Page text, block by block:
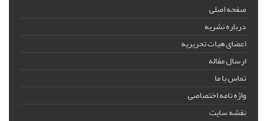
صفحه اصلی
درباره نشریه
اعضای هیات تحریریه
ارسال مقاله
تماس با ما
واژه نامه اختصاصی
نقشه سایت